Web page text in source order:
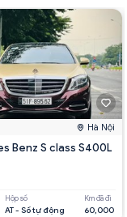
Hà Nội
Benz S class S400L
Hộp số
AT - Số tự động
Km đã đi
60,000